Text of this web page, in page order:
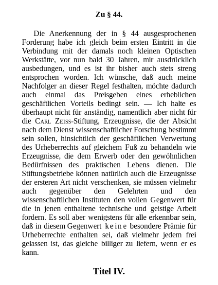
Zu § 44.
Die Anerkennung der in § 44 ausgesprochenen
Forderung habe ich gleich beim ersten Eintritt in die
Verbindung mit der damals noch kleinen Optischen
Werkstätte, vor nun bald 30 Jahren, mir ausdrücklich
ausbedungen, und es ist ihr bisher auch stets streng
entsprochen worden. Ich wünsche, daß auch meine
Nachfolger an dieser Regel festhalten, möchte dadurch
auch einmal das Preisgeben eines erheblichen
geschäftlichen Vorteils bedingt sein. — Ich halte es
überhaupt nicht für anständig, namentlich aber nicht für
die Carl Zeiss-Stiftung, Erzeugnisse, die der Absicht
nach dem Dienst wissenschaftlicher Forschung bestimmt
sein sollen, hinsichtlich der geschäftlichen Verwertung
des Urheberrechts auf gleichem Fuß zu behandeln wie
Erzeugnisse, die dem Erwerb oder den gewöhnlichen
Bedürfnissen des praktischen Lebens dienen.
Die
Stiftungsbetriebe können natürlich auch die Erzeugnisse
der ersteren Art nicht verschenken, sie müssen vielmehr
auch gegenüber den Gelehrten und den
wissenschaftlichen Instituten den vollen Gegenwert für
die in jenen enthaltene technische und geistige Arbeit
fordern. Es soll aber wenigstens für alle erkennbar sein,
daß in diesem Gegenwert keine besondere Prämie für
Urheberrechte enthalten sei, daß vielmehr jedem frei
gelassen ist, das gleiche billiger zu liefern, wenn er es
kann.
Titel IV.